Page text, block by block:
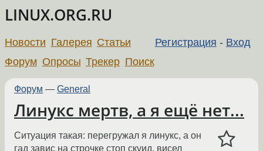
LINUX.ORG.RU
Регистрация - Вход
Новости Галерея Статьи
Форум Опросы Трекер Поиск
Форум — General
Линукс мертв, а я ещё нет...
Ситуация такая: перегружал я линукс, а он
гад завис на строчке стоп скуид, висел